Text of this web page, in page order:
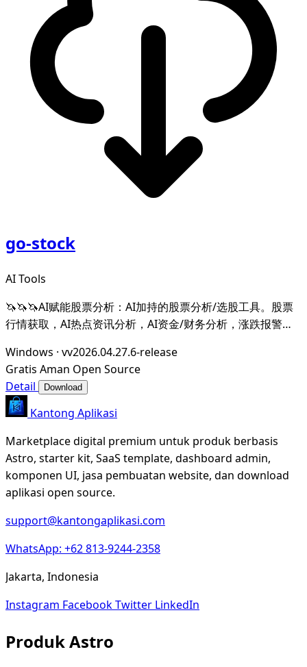
go-stock
AI Tools
🦄🦄🦄AI赋能股票分析：AI加持的股票分析/选股工具。股票
行情获取，AI热点资讯分析，AI资金/财务分析，涨跌报警推
辅助选股等。数据全部保留在本地。支持DeepSeek，
OpenAI， Ollama，LMStudio，AnythingL
Windows · vv2026.04.27.6-release
Gratis Aman Open Source
Detail
Download
Kantong Aplikasi
Marketplace digital premium untuk produk berbasis
Astro, starter kit, SaaS template, dashboard admin,
komponen UI, jasa pembuatan website, dan download
aplikasi open source.
support@kantongaplikasi.com
WhatsApp: +62 813-9244-2358
Jakarta, Indonesia
Instagram FacebookTwitter LinkedIn
Produk Astro